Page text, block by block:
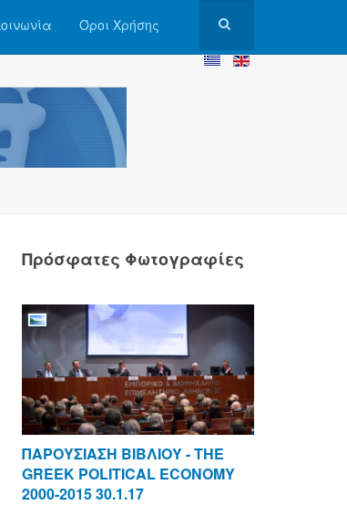
Όροι Χρήσης
Πρόσφατες Φωτογραφίες
ΠΑΡΟΥΣΙΑΣΗ ΒΙΒΛΙΟΥ - ΤΗΕ
GREEK POLITICAL ECONOMY
2000-2015 30.1.17